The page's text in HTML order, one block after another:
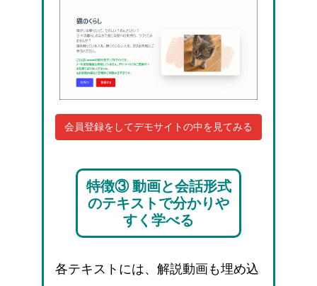
会員登録をしてデモサイトの中を見てみる
特徴③ 動画と会話形式
のテキストで分かりや
すく学べる
各テキストには、解説動画も埋め込